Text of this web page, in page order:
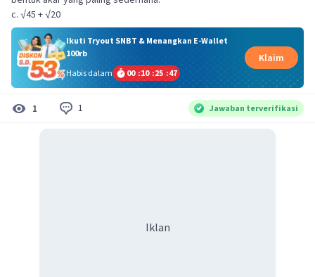
c. √45 + √20
Ikuti Tryout SNBT & Menangkan E-Wallet
100rb
Habis dalam
00 :10 :25 :46
Klaim
1 1 Jawaban terverifikasi
Iklan